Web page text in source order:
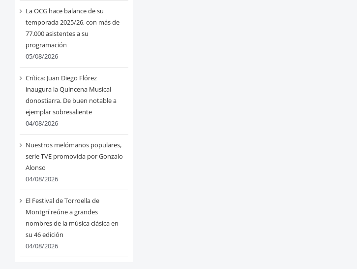
La OCG hace balance de su
temporada 2025/26, con más de
77.000 asistentes a su
programación
05/08/2026
Crítica: Juan Diego Flórez
inaugura la Quincena Musical
donostiarra. De buen notable a
ejemplar sobresaliente
04/08/2026
Nuestros melómanos populares,
serie TVE promovida por Gonzalo
Alonso
04/08/2026
El Festival de Torroella de
Montgrí reúne a grandes
nombres de la música clásica en
su 46 edición
04/08/2026